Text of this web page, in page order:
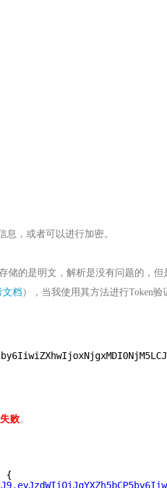
息，或者可以进行加密。
储的是明文，解析是没有问题的，但
文档），当我使用其方法进行Token验
败。
{